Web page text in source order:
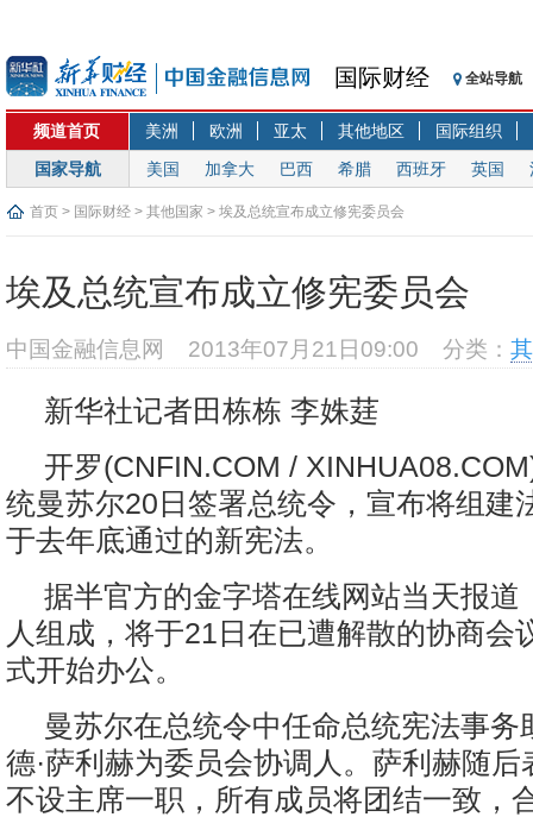
国际财经 全站导航
频道首页 美洲 欧洲 亚太 其他地区
国际组织
国家导航
美国 加拿大 巴西 希腊 西班牙 英国
首页 > 国际财经 > 其他国家 > 埃及总统宣布成立修宪委员会
埃及总统宣布成立修宪委员会
中国金融信息网 2013年07月21日09:00 分类：
新华社记者田栋栋 李姝莛
开罗(CNFIN.COM /
统曼苏尔20日签署总统令，宣布将组建
于去年底通过的新宪法。
据半官方的金字塔在线网站当天报道
人组成，将于21日在已遭解散的协商会
式开始办公。
曼苏尔在总统令中任命总统宪法事务
德·萨利赫为委员会协调人。萨利赫随
不设主席一职，所有成员将团结一致，